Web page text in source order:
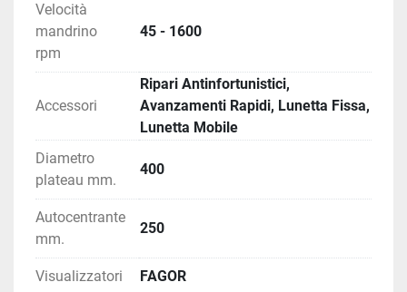
Velocità
mandrino
rpm
45 - 1600
Accessori
Ripari Antinfortunistici,
Avanzamenti Rapidi, Lunetta Fissa,
Lunetta Mobile
Diametro
plateau mm.
400
Autocentrante
mm.
250
Visualizzatori FAGOR